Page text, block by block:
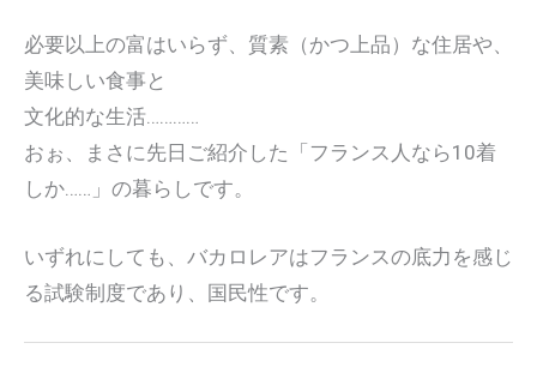
必要以上の富はいらず、質素（かつ上品）な住居や、
美味しい食事と
文化的な生活…………
おぉ、まさに先日ご紹介した「フランス人なら10着
しか……」の暮らしです。
いずれにしても、バカロレアはフランスの底力を感じ
る試験制度であり、国民性です。